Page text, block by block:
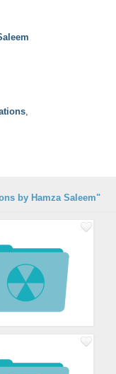
,
by Hamza Saleem"